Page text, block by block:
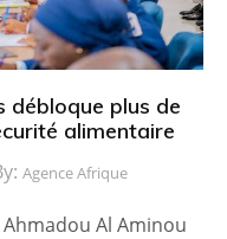
débloque plus de
alimentaire
Agence Afrique
Al Aminou